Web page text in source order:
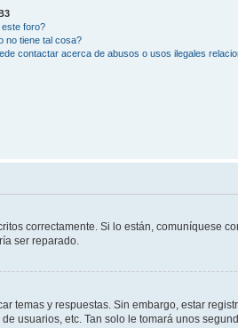
foro?
no tiene tal cosa?
contactar acerca de abusos o usos ilegales
correctamente. Si lo están, comuníquese
ser reparado.
temas y respuestas. Sin embargo, estar
usuarios, etc. Tan solo le tomará unos